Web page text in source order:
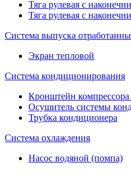
Тяга рулевая с
Тяга рулевая с
Система выпуска
Экран тепловой
Система кондиционирования
Кронштейн
Осушитель системы
Трубка кондиционера
Система охлаждения
Насос водяной (помпа)